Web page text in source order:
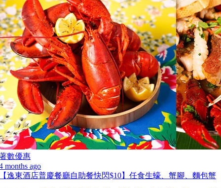
數優惠
months ago
逸東酒店普慶餐廳自助餐快閃$10】任食生蠔、蟹腳、麵包蟹